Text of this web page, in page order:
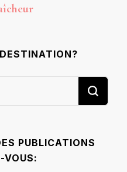
PUBLICATIONS
VOUS: